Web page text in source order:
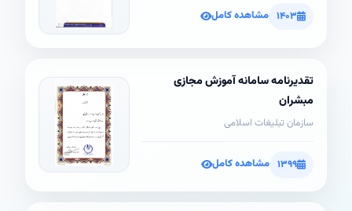
۱۴۰۳ مشاهده کامل
تقدیرنامه سامانه آموزش مجازی
مبشران
سازمان تبلیغات اسلامی
۱۳۹۹ مشاهده کامل